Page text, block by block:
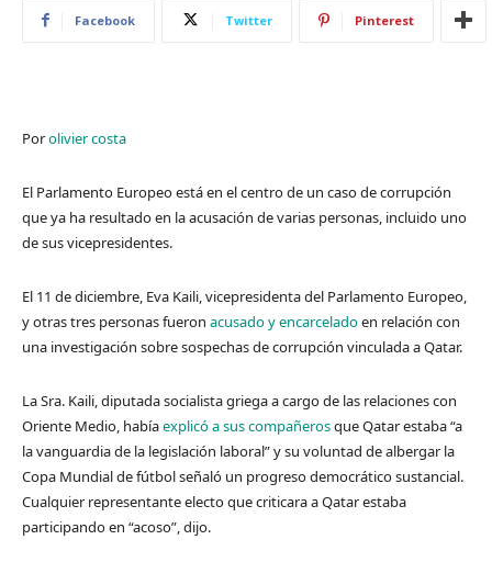
Facebook Twitter Pinterest
Porolivier costa
El Parlamento Europeo está en el centro de un caso de corrupción
que ya ha resultado en la acusación de varias personas, incluido uno
de sus vicepresidentes.
El 11 de diciembre, Eva Kaili, vicepresidenta del Parlamento Europeo,
y otras tres personas fueron acusado y encarceladoen relación con
una investigación sobre sospechas de corrupción vinculada a Qatar.
La Sra. Kaili, diputada socialista griega a cargo de las relaciones con
Oriente Medio, habíaexplicó a sus compañerosque Qatar estaba “a
la vanguardia de la legislación laboral” y su voluntad de albergar la
Copa Mundial de fútbol señaló un progreso democrático sustancial.
Cualquier representante electo que criticara a Qatar estaba
participando en “acoso”, dijo.